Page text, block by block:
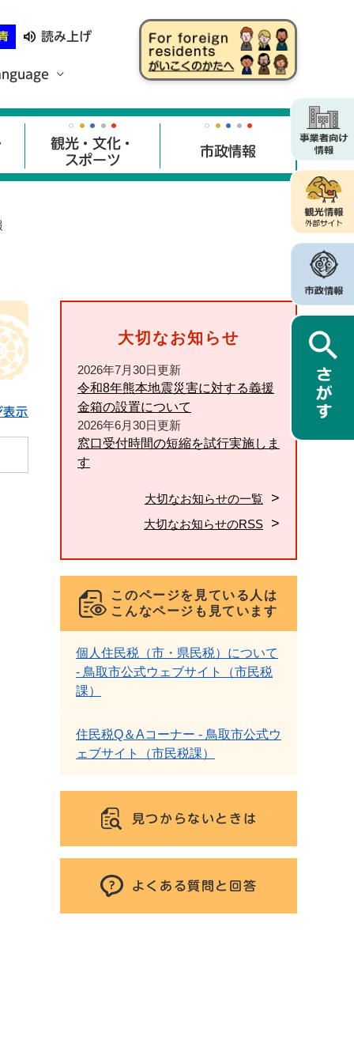
読み上げ
観光・文化・
スポーツ
市政情報
表示
大切なお知らせ
2026年7月30日更新
令和8年熊本地震災害に対する義援
金箱の設置について
2026年6月30日更新
窓口受付時間の短縮を試行実施しま
す
大切なお知らせの一覧
大切なお知らせのRSS
このページを見ている人は
こんなページも見ています
個人住民税（市・県民税）について
- 鳥取市公式ウェブサイト（市民税
課）
住民税Q＆Aコーナー - 鳥取市公式ウ
ェブサイト（市民税課）
見つからないときは
よくある質問と回答